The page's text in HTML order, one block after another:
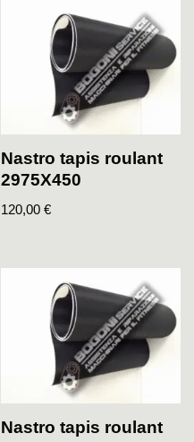
Nastro tapis roulant
2975X450
120,00€
Nastro tapis roulant